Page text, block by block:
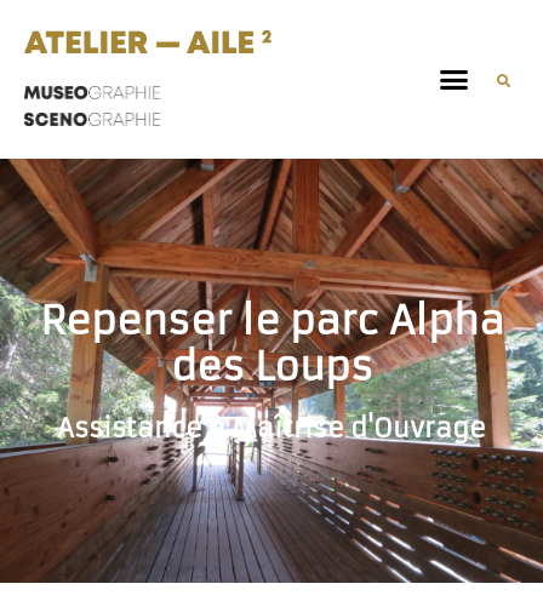
Repenser le parc Alpha
des Loups
Assistance à Maîtrise d'Ouvrage